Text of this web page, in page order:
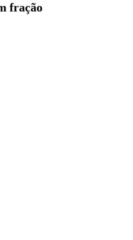
fração